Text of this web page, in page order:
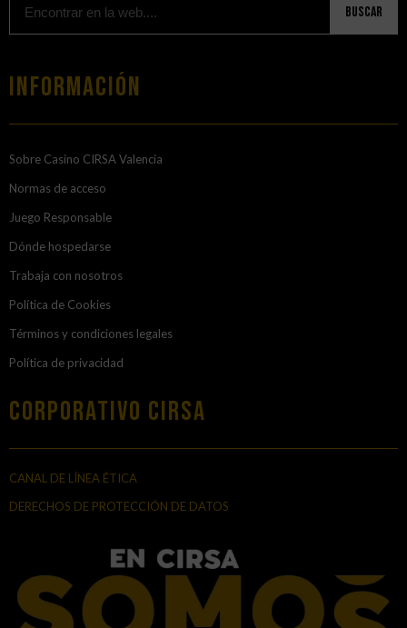
Buscar
Información
Sobre Casino CIRSA Valencia
Normas de acceso
Juego Responsable
Dónde hospedarse
Trabaja con nosotros
Política de Cookies
Términos y condiciones legales
Política de privacidad
Corporativo Cirsa
CANAL DE LÍNEA ÉTICA
DERECHOS DE PROTECCIÓN DE DATOS